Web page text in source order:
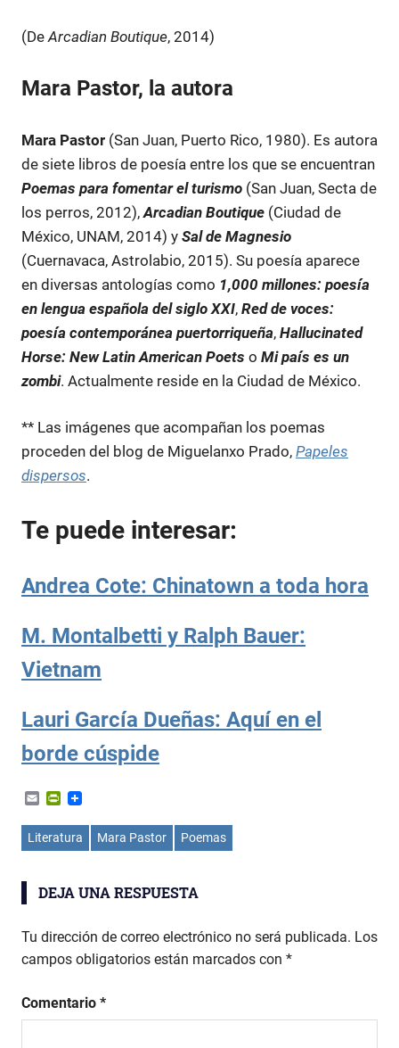
(De Arcadian Boutique, 2014)
Mara Pastor, la autora
Mara Pastor (San Juan, Puerto Rico, 1980). Es autora
de siete libros de poesía entre los que se encuentran
Poemas para fomentar el turismo (San Juan, Secta de
los perros, 2012), Arcadian Boutique (Ciudad de
México, UNAM, 2014) y Sal de Magnesio
(Cuernavaca, Astrolabio, 2015). Su poesía aparece
en diversas antologías como 1,000 millones: poesía
en lengua española del siglo XXI, Red de voces:
poesía contemporánea puertorriqueña, Hallucinated
Horse: New Latin American Poets o Mi país es un
zombi. Actualmente reside en la Ciudad de México.
** Las imágenes que acompañan los poemas
proceden del blog de Miguelanxo Prado, Papeles
dispersos.
Te puede interesar:
Andrea Cote: Chinatown a toda hora
M. Montalbetti y Ralph Bauer:
Vietnam
Lauri García Dueñas: Aquí en el
borde cúspide
EmailPrintFriendly
Literatura Mara Pastor Poemas
DEJA UNA RESPUESTA
Tu dirección de correo electrónico no será publicada. Los
campos obligatorios están marcados con *
Comentario *